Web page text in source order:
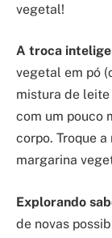
vegetal!
A troca
vegetal em pó
mistura de
com um pouco
corpo. Troque
margarina
Explorando
de novas